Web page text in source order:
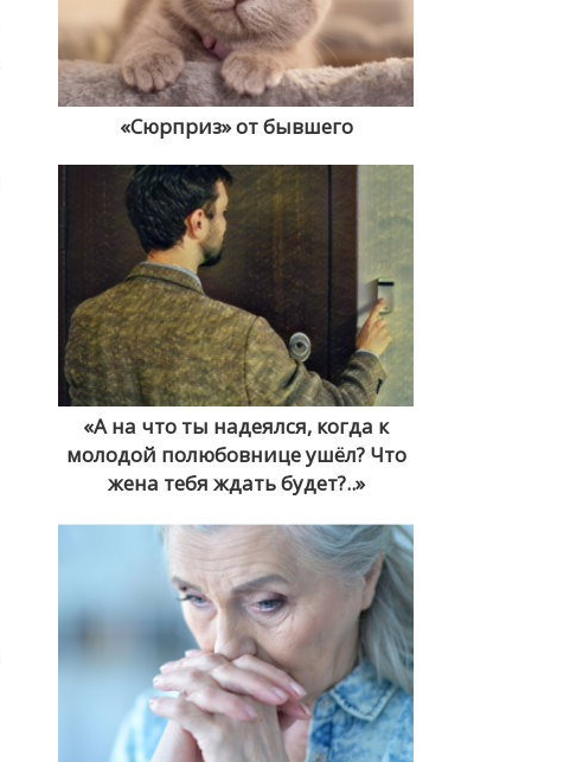
«Сюрприз» от бывшего
«А на что ты надеялся, когда к
молодой полюбовнице ушёл? Что
жена тебя ждать будет?..»